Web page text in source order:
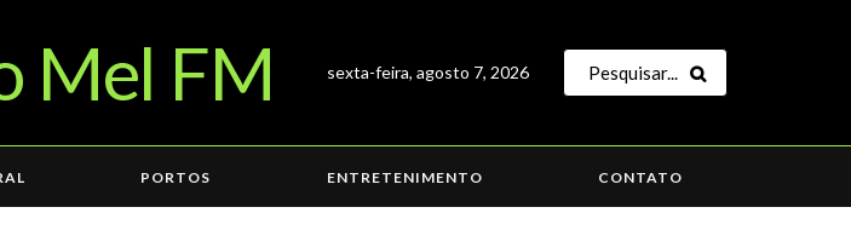
sexta-feira, agosto 7, 2026
PORTOS ENTRETENIMENTO CONTATO